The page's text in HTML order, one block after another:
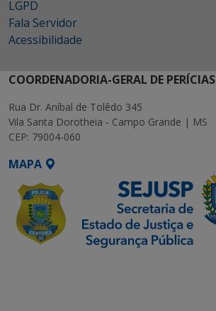
LGPD
Fala Servidor
Acessibilidade
COORDENADORIA-GERAL DE PERÍCIAS
Rua Dr. Aníbal de Tolêdo 345
Vila Santa Dorotheia - Campo Grande | MS
CEP: 79004-060
MAPA